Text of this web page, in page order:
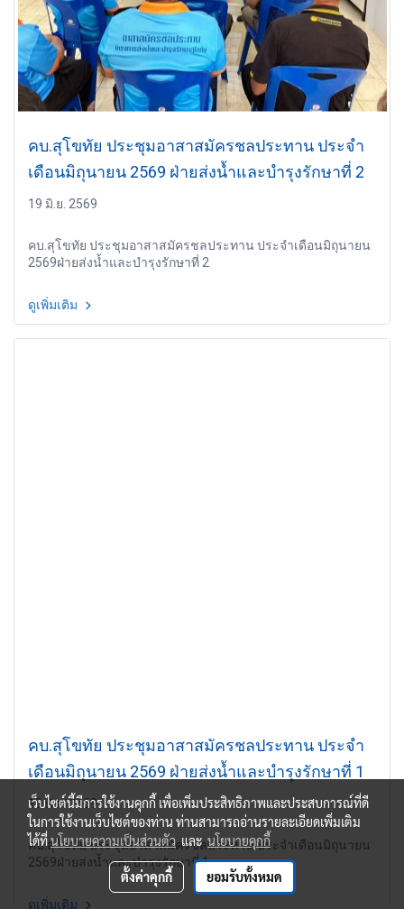
คบ.สุโขทัย ประชุมอาสาสมัครชลประทาน ประจำ
เดือนมิถุนายน 2569 ฝ่ายส่งน้ำและบำรุงรักษาที่ 2
19 มิ.ย. 2569
คบ.สุโขทัย ประชุมอาสาสมัครชลประทาน ประจำเดือนมิถุนายน
2569ฝ่ายส่งน้ำและบำรุงรักษาที่ 2
ดูเพิ่มเติม
คบ.สุโขทัย ประชุมอาสาสมัครชลประทาน ประจำ
เดือนมิถุนายน 2569 ฝ่ายส่งน้ำและบำรุงรักษาที่ 1
19 มิ.ย. 2569
คบ.สุโขทัย ประชุมอาสาสมัครชลประทาน ประจำเดือนมิถุนายน
2569ฝ่ายส่งน้ำและบำรุงรักษาที่ 1
ดูเพิ่มเติม
เว็บไซต์นี้มีการใช้งานคุกกี้ เพื่อเพิ่มประสิทธิภาพและประสบการณ์ที่ดี
ในการใช้งานเว็บไซต์ของท่าน ท่านสามารถอ่านรายละเอียดเพิ่มเติม
ได้ที่นโยบายความเป็นส่วนตัวและนโยบายคุกกี้
ตั้งค่าคุกกี้ ยอมรับทั้งหมด